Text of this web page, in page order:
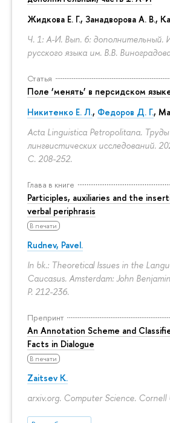
Жидкова Е. Г., Занадворова А. В.,
Ч. 1: А-И. Вып. 6:
русского языка им. В.В.
Статья
Поле ‘менять’ в персидском
Никитенко Е. Л., Федоров Д. Г.,
Acta Linguistica Petropolitana.
лингвистических исследований.
С. 208-252.
Глава в книге
Participles, auxiliaries and the
verbal periphrasis
В печати
Rudnev, Pavel.
In bk.: Theoretical Issues in the
Caucasus. Amsterdam: John
P. 212-236.
Препринт
An Annotation Scheme and
Facts in Dialogue
В печати
Zaitsev K.
arxiv.org. Computer Science. Cornell